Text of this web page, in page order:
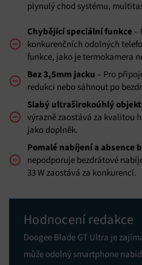
plynulý chod systému,
Chybějící speciální funkce –
konkurenčních odolných
funkce, jako je termokamera
Bez 3,5mm jacku – Pro
redukci nebo sáhnout po
Slabý ultraširokoúhlý
výrazně zaostává za kvalitou
jako doplněk.
Pomalé nabíjení a absence
nepodporuje bezdrátové
33 W zaostává za konkurencí.
Hodnocení redakce
Doogee Blade GT Ultra je
může odolný smartphone